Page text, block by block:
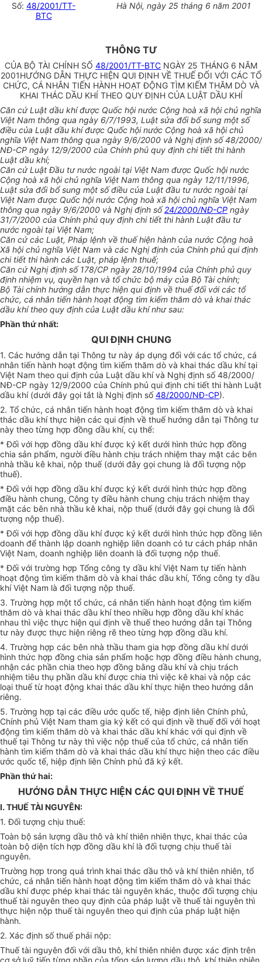
Số: 48/2001/TT-
BTC
Hà Nội, ngày 25 tháng 6 năm 2001
THÔNG TƯ
CỦA BỘ TÀI CHÍNH SỐ 48/2001/TT-BTC NGÀY 25 THÁNG 6 NĂM
2001HƯỚNG DẪN THỰC HIỆN QUI ĐỊNH VỀ THUẾ ĐỐI VỚI CÁC TỔ
CHỨC, CÁ NHÂN TIẾN HÀNH HOẠT ĐỘNG TÌM KIẾM THĂM DÒ VÀ
KHAI THÁC DẦU KHÍ THEO QUY ĐỊNH CỦA LUẬT DẦU KHÍ
Căn cứ Luật dầu khí được Quốc hội nước Cộng hoà xã hội chủ nghĩa
Việt Nam thông qua ngày 6/7/1993, Luật sửa đổi bổ sung một số
điều của Luật dầu khí được Quốc hội nước Cộng hoà xã hội chủ
nghĩa Việt Nam thông qua ngày 9/6/2000 và Nghị định số 48/2000/
NĐ-CP ngày 12/9/2000 của Chính phủ quy định chi tiết thi hành
Luật dầu khí;
Căn cứ Luật Đầu tư nước ngoài tại Việt Nam được Quốc hội nước
Cộng hoà xã hội chủ nghĩa Việt Nam thông qua ngày 12/11/1996,
Luật sửa đổi bổ sung một số điều của Luật đầu tư nước ngoài tại
Việt Nam được Quốc hội nước Cộng hoà xã hội chủ nghĩa Việt Nam
thông qua ngày 9/6/2000 và Nghị định số24/2000/NĐ-CP ngày
31/7/2000 của Chính phủ quy định chi tiết thi hành Luật đầu tư
nước ngoài tại Việt Nam;
Căn cứ các Luật, Pháp lệnh về thuế hiện hành của nước Cộng hoà
Xã hội chủ nghĩa Việt Nam và các Nghị định của Chính phủ qui định
chi tiết thi hành các Luật, pháp lệnh thuế;
Căn cứ Nghị định số 178/CP ngày 28/10/1994 của Chính phủ quy
định nhiệm vụ, quyền hạn và tổ chức bộ máy của Bộ Tài chính;
Bộ Tài chính hướng dẫn thực hiện qui định về thuế đối với các tổ
chức, cá nhân tiến hành hoạt động tìm kiếm thăm dò và khai thác
dầu khí theo quy định của Luật dầu khí như sau:
Phần thứ nhất:
QUI ĐỊNH CHUNG
1. Các hướng dẫn tại Thông tư này áp dụng đối với các tổ chức, cá
nhân tiến hành hoạt động tìm kiếm thăm dò và khai thác dầu khí tại
Việt Nam theo qui định của Luật dầu khí và Nghị định số 48/2000/
NĐ-CP ngày 12/9/2000 của Chính phủ qui định chi tiết thi hành Luật
dầu khí (dưới đây gọi tắt là Nghị định số48/2000/NĐ-CP).
2. Tổ chức, cá nhân tiến hành hoạt động tìm kiếm thăm dò và khai
thác dầu khí thực hiện các qui định về thuế hướng dẫn tại Thông tư
này theo từng hợp đồng dầu khí, cụ thể:
* Đối với hợp đồng dầu khí được ký kết dưới hình thức hợp đồng
chia sản phẩm, người điều hành chịu trách nhiệm thay mặt các bên
nhà thầu kê khai, nộp thuế (dưới đây gọi chung là đối tượng nộp
thuế).
* Đối với hợp đồng dầu khí được ký kết dưới hình thức hợp đồng
điều hành chung, Công ty điều hành chung chịu trách nhiệm thay
mặt các bên nhà thầu kê khai, nộp thuế (dưới đây gọi chung là đối
tượng nộp thuế).
* Đối với hợp đồng dầu khí được ký kết dưới hình thức hợp đồng liên
doanh để thành lập doanh nghiệp liên doanh có tư cách pháp nhân
Việt Nam, doanh nghiệp liên doanh là đối tượng nộp thuế.
* Đối với trường hợp Tổng công ty dầu khí Việt Nam tự tiến hành
hoạt động tìm kiếm thăm dò và khai thác dầu khí, Tổng công ty dầu
khí Việt Nam là đối tượng nộp thuế.
3. Trường hợp một tổ chức, cá nhân tiến hành hoạt động tìm kiếm
thăm dò và khai thác dầu khí theo nhiều hợp đồng dầu khí khác
nhau thì việc thực hiện qui định về thuế theo hướng dẫn tại Thông
tư này được thực hiện riêng rẽ theo từng hợp đồng dầu khí.
4. Trường hợp các bên nhà thầu tham gia hợp đồng dầu khí dưới
hình thức hợp đồng chia sản phẩm hoặc hợp đồng điều hành chung,
nhận các phần chia theo hợp đồng bằng dầu khí và chịu trách
nhiệm tiêu thụ phần dầu khí được chia thì việc kê khai và nộp các
loại thuế từ hoạt động khai thác dầu khí thực hiện theo hướng dẫn
riêng.
5. Trường hợp tại các điều ước quốc tế, hiệp định liên Chính phủ,
Chính phủ Việt Nam tham gia ký kết có qui định về thuế đối với hoạt
động tìm kiếm thăm dò và khai thác dầu khí khác với qui định về
thuế tại Thông tư này thì việc nộp thuế của tổ chức, cá nhân tiến
hành tìm kiếm thăm dò và khai thác dầu khí thực hiện theo các điều
ước quốc tế, hiệp định liên Chính phủ đã ký kết.
Phần thứ hai:
HƯỚNG DẪN THỰC HIỆN CÁC QUI ĐỊNH VỀ THUẾ
I. THUẾ TÀI NGUYÊN:
1. Đối tượng chịu thuế:
Toàn bộ sản lượng dầu thô và khí thiên nhiên thực, khai thác của
toàn bộ diện tích hợp đồng dầu khí là đối tượng chịu thuế tài
nguyên.
Trường hợp trong quá trình khai thác dầu thô và khí thiên nhiên, tổ
chức, cá nhân tiến hành hoạt động tìm kiếm thăm dò và khai thác
dầu khí được phép khai thác tài nguyên khác, thuộc đối tượng chịu
thuế tài nguyên theo quy định của pháp luật về thuế tài nguyên thì
thực hiện nộp thuế tài nguyên theo qui định của pháp luật hiện
hành.
2. Xác định số thuế phải nộp:
Thuế tài nguyên đối với dầu thô, khí thiên nhiên được xác định trên
cơ sở luỹ tiến từng phần của tổng sản lượng dầu thô, khí thiên nhiên